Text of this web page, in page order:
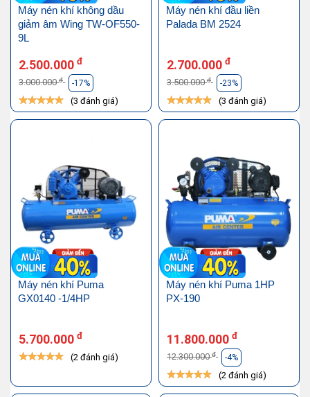
Máy nén khí không dầu
giảm âm Wing TW-OF550-
9L
2.500.000 đ
3.000.000đ -17%
(3 đánh giá)
Máy nén khí đầu liền
Palada BM 2524
2.700.000 đ
3.500.000đ -23%
(3 đánh giá)
Máy nén khí Puma
GX0140 -1/4HP
5.700.000 đ
(2 đánh giá)
Máy nén khí Puma 1HP
PX-190
11.800.000 đ
12.300.000đ -4%
(2 đánh giá)